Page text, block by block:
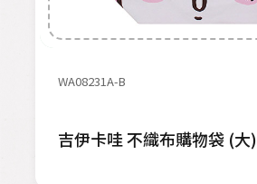
WA08231A-B
吉伊卡哇 不織布購物袋 (大)